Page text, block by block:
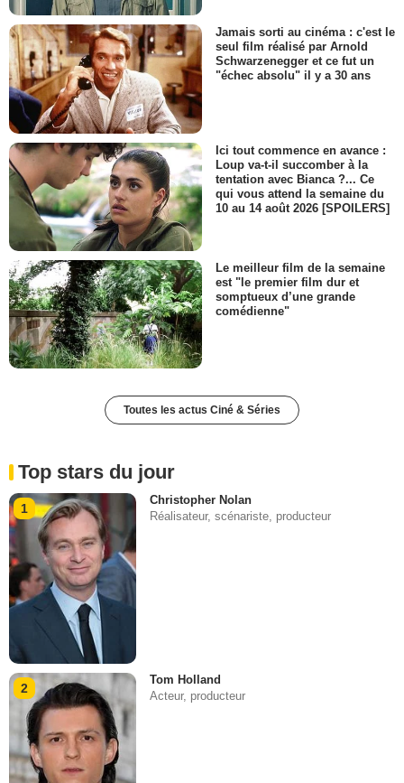
Jamais sorti au cinéma : c'est le
seul film réalisé par Arnold
Schwarzenegger et ce fut un
"échec absolu" il y a 30 ans
Ici tout commence en avance :
Loup va-t-il succomber à la
tentation avec Bianca ?... Ce
qui vous attend la semaine du
10 au 14 août 2026 [SPOILERS]
Le meilleur film de la semaine
est "le premier film dur et
somptueux d’une grande
comédienne"
Toutes les actus Ciné & Séries
Top stars du jour
1
Christopher Nolan
Réalisateur, scénariste, producteur
2
Tom Holland
Acteur, producteur